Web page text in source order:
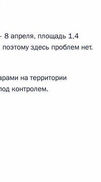
8 апреля, площадь 1,4
здесь проблем нет.
на территории
контролем.